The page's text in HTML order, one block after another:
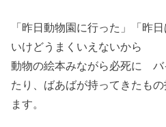
「昨日動物園に行った」「昨
いけどうまくいえないから
動物の絵本みながら必死に バ
たり、ばあばが持ってきたも
ます。